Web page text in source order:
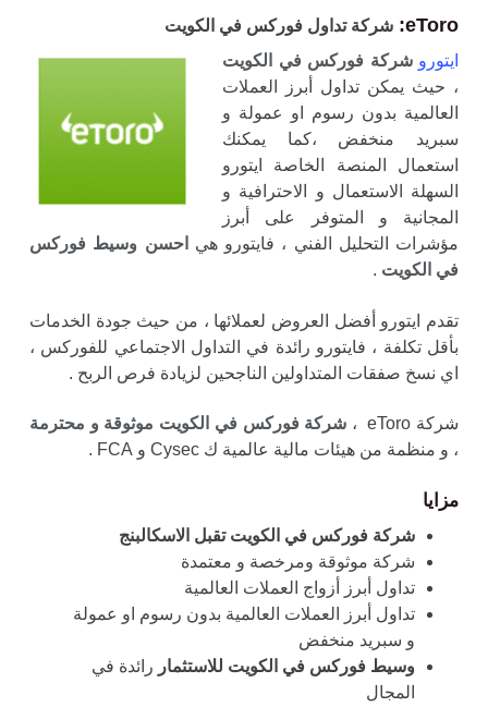
eToro:
شركة تداول فوركس في الكويت
ايتورو شركة فوركس في الكويت
، حيث يمكن تداول أبرز العملات
العالمية بدون رسوم او عمولة و
سبريد منخفض ،كما يمكنك
استعمال المنصة الخاصة ايتورو
السهلة الاستعمال و الاحترافية و
المجانية و المتوفر على أبرز
مؤشرات التحليل الفني ، فايتورو هي
احسن وسيط فوركس
في الكويت .
تقدم ايتورو أفضل العروض لعملائها ، من حيث جودة الخدمات
بأقل تكلفة ، فايتورو رائدة في التداول الاجتماعي للفوركس ،
اي نسخ صفقات المتداولين الناجحين لزيادة فرص الربح .
شركة eToro ،
شركة فوركس في الكويت موثوقة و محترمة
، و منظمة من هيئات مالية عالمية ك Cysec و FCA .
مزايا
شركة فوركس في الكويت تقبل الاسكالبنج
شركة موثوقة ومرخصة و معتمدة
تداول أبرز أزواج العملات العالمية
تداول أبرز العملات العالمية بدون رسوم او عمولة
و سبريد منخفض
وسيط فوركس في الكويت للاستثمار رائدة في
المجال